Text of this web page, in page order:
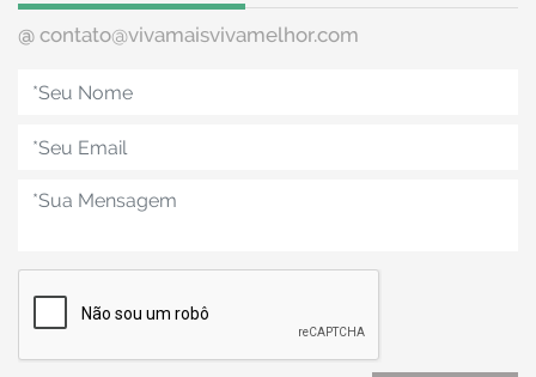
@ contato@vivamaisvivamelhor.com